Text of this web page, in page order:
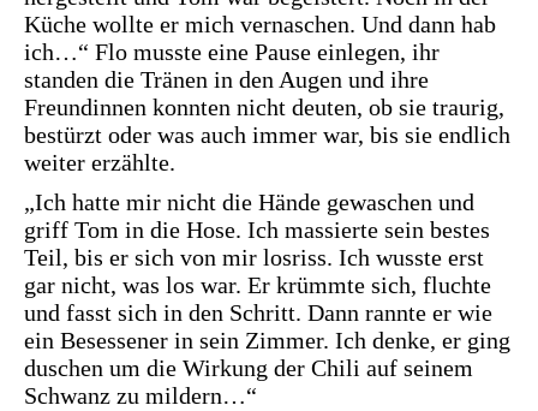
Küche wollte er mich vernaschen. Und dann hab
ich…“ Flo musste eine Pause einlegen, ihr
standen die Tränen in den Augen und ihre
Freundinnen konnten nicht deuten, ob sie traurig,
bestürzt oder was auch immer war, bis sie endlich
weiter erzählte.
„Ich hatte mir nicht die Hände gewaschen und
griff Tom in die Hose. Ich massierte sein bestes
Teil, bis er sich von mir losriss. Ich wusste erst
gar nicht, was los war. Er krümmte sich, fluchte
und fasst sich in den Schritt. Dann rannte er wie
ein Besessener in sein Zimmer. Ich denke, er ging
duschen um die Wirkung der Chili auf seinem
Schwanz zu mildern…“